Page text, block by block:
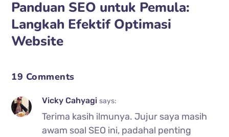
Panduan SEO untuk Pemula:
Langkah Efektif Optimasi
Website
19 Comments
Vicky Cahyagisays:
Terima kasih ilmunya. Jujur saya masih
awam soal SEO ini, padahal penting